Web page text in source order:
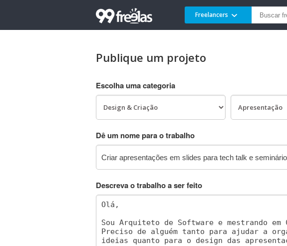
Freelancers
Publique um projeto
Escolha uma categoria
Dê um nome para o trabalho
Descreva o trabalho a ser feito